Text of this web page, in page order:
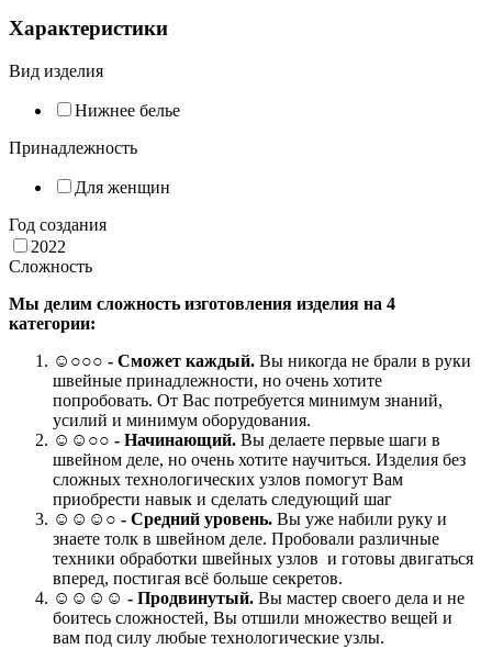
Характеристики
Вид изделия
Нижнее белье
Принадлежность
Для женщин
Год создания
2022
Сложность
Мы делим сложность изготовления изделия на 4
категории:
☺ ○○○ - Сможет каждый. Вы никогда не брали в руки
швейные принадлежности, но очень хотите
попробовать. От Вас потребуется минимум знаний,
усилий и минимум оборудования.
☺☺○○ - Начинающий. Вы делаете первые шаги в
швейном деле, но очень хотите научиться. Изделия без
сложных технологических узлов помогут Вам
приобрести навык и сделать следующий шаг
☺☺☺○ - Средний уровень. Вы уже набили руку и
знаете толк в швейном деле. Пробовали различные
техники обработки швейных узлов и готовы двигаться
вперед, постигая всё больше секретов.
☺☺☺☺ - Продвинутый. Вы мастер своего дела и не
боитесь сложностей, Вы отшили множество вещей и
вам под силу любые технологические узлы.